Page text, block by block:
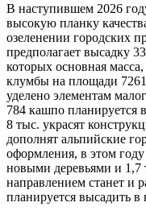
В наступившем 2026
высокую планку
озеленении городских
предполагает высадку
которых основная
клумбы на площади
уделено элементам
784 кашпо планируется
8 тыс. украсят
дополнят альпийские
оформления, в этом
новыми деревьями и
направлением станет и
планируется высадить